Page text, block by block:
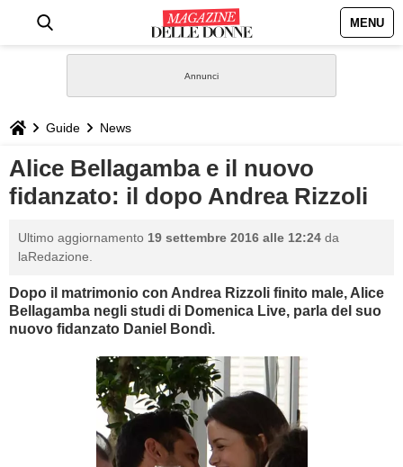
MENU
STILE
BIOGRAFIE
DEFINIZIONI
GASTRONOMIA
Guide News
Alice Bellagamba e il nuovo
fidanzato: il dopo Andrea Rizzoli
Ultimo aggiornamento 19 settembre 2016 alle 12:24 da
laRedazione.
Dopo il matrimonio con Andrea Rizzoli finito male, Alice
Bellagamba negli studi di Domenica Live, parla del suo
nuovo fidanzato Daniel Bondì.